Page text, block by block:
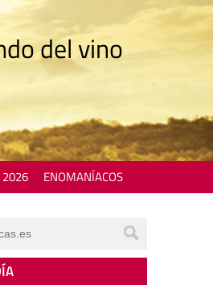
del vino
2026 ENOMANÍACOS